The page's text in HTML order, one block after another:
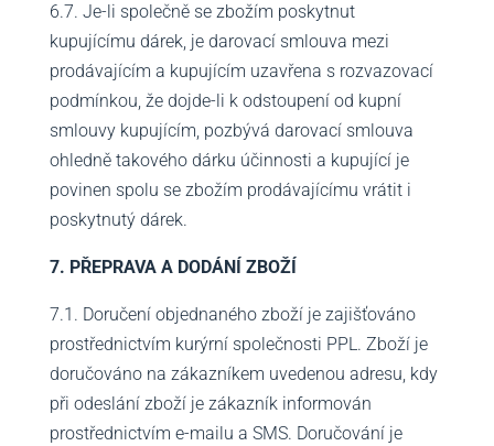
6.7. Je-li společně se zbožím poskytnut
kupujícímu dárek, je darovací smlouva mezi
prodávajícím a kupujícím uzavřena s rozvazovací
podmínkou, že dojde-li k odstoupení od kupní
smlouvy kupujícím, pozbývá darovací smlouva
ohledně takového dárku účinnosti a kupující je
povinen spolu se zbožím prodávajícímu vrátit i
poskytnutý dárek.
7. PŘEPRAVA A DODÁNÍ ZBOŽÍ
7.1. Doručení objednaného zboží je zajišťováno
prostřednictvím kurýrní společnosti PPL. Zboží je
doručováno na zákazníkem uvedenou adresu, kdy
při odeslání zboží je zákazník informován
prostřednictvím e-mailu a SMS. Doručování je